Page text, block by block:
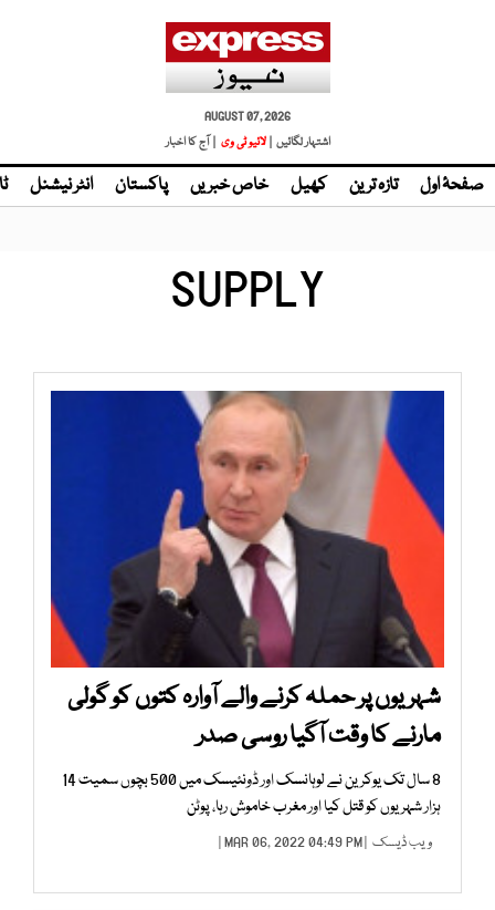
AUGUST 07, 2026
اشتہار لگائیں | لائیو ٹی وی | آج کا اخبار
صفحۂ اول تازہ ترین کھیل خاص خبریں پاکستان انٹر نیشنل
SUPPLY
شہریوں پر حملہ کرنے والے آوارہ کتوں کو گولی
مارنے کا وقت آگیا روسی صدر
8 سال تک یوکرین نے لوہانسک اور ڈونئیسک میں 500 بچوں سمیت 14
ہزار شہریوں کو قتل کیا اور مغرب خاموش رہا، پوٹن
ویب ڈیسک | MAR 06, 2022 04:49 PM |